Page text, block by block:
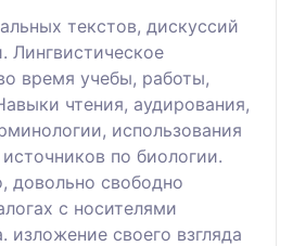
текстов, дискуссий
Лингвистическое
время учебы, работы,
чтения, аудирования,
использования
по биологии.
довольно свободно
с носителями
изложение своего взгляда